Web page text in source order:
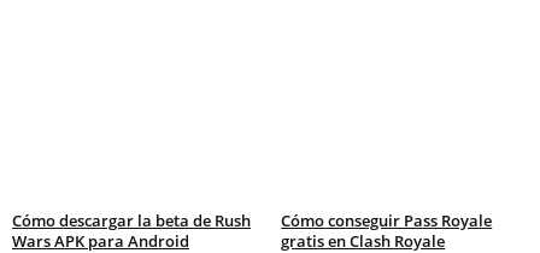
Cómo descargar la beta de Rush
Wars APK para Android
Cómo conseguir Pass Royale
gratis en Clash Royale